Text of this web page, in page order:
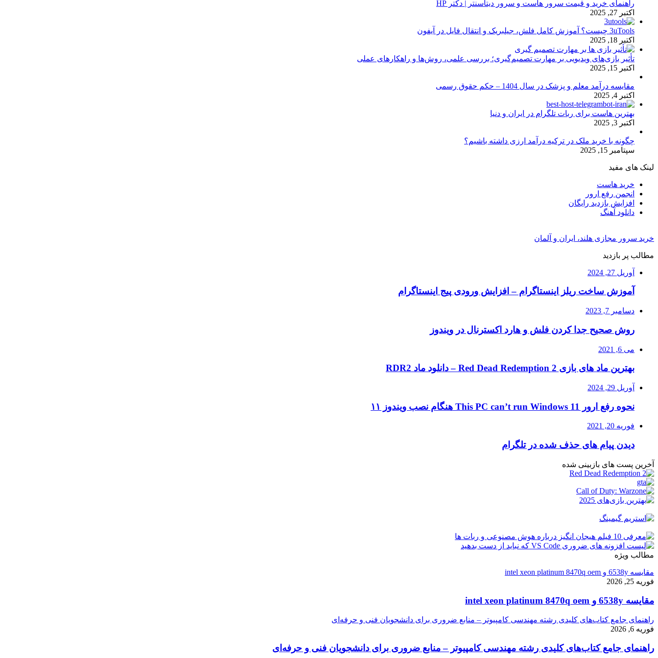
راهنمای خرید و قیمت سرور هاست و سرور دیتاسنتر | دکتر HP
اکتبر 27, 2025
3uTools چیست؟ آموزش کامل فلش، جیلبریک و انتقال فایل در آیفون
اکتبر 18, 2025
تأثیر بازی‌های ویدیویی بر مهارت تصمیم‌گیری؛ بررسی علمی، روش‌ها و راهکارهای عملی
اکتبر 15, 2025
مقایسه درآمد معلم و پزشک در سال 1404 – حکم حقوق رسمی
اکتبر 4, 2025
بهترین هاست برای ربات تلگرام در ایران و دنیا
اکتبر 3, 2025
چگونه با خرید ملک در ترکیه درآمد ارزی داشته باشیم؟
سپتامبر 15, 2025
لینک های مفید
خرید هاست
انجمن رفع ارور
افزایش بازدید رایگان
دانلود آهنگ
خرید سرور مجازی هلند، ایران و آلمان
مطالب پر بازدید
آوریل 27, 2024
آموزش ساخت ریلز اینستاگرام – افزایش ورودی پیج اینستاگرام
دسامبر 7, 2023
روش صحیح جدا کردن فلش و هارد اکسترنال در ویندوز
می 6, 2021
بهترین ماد های بازی Red Dead Redemption 2 – دانلود ماد RDR2
آوریل 29, 2024
نحوه رفع ارور This PC can’t run Windows 11 هنگام نصب ویندوز ۱۱
فوریه 20, 2021
دیدن پیام های حذف شده در تلگرام
آخرین پست های بازبینی شده
مطالب ویژه
مقایسه 6538y و intel xeon platinum 8470q oem
فوریه 25, 2026
مقایسه 6538y و intel xeon platinum 8470q oem
راهنمای جامع کتاب‌های کلیدی رشته مهندسی کامپیوتر – منابع ضروری برای دانشجویان فنی و حرفه‌ای
فوریه 6, 2026
راهنمای جامع کتاب‌های کلیدی رشته مهندسی کامپیوتر – منابع ضروری برای دانشجویان فنی و حرفه‌ای